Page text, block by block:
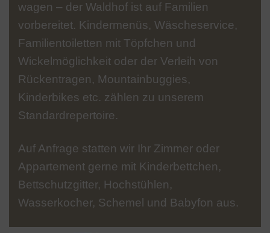
wagen – der Waldhof ist auf Familien
vorbereitet. Kindermenüs, Wäscheservice,
Familientoiletten mit Töpfchen und
Wickelmöglichkeit oder der Verleih von
Rückentragen, Mountainbuggies,
Kinderbikes etc. zählen zu unserem
Standardrepertoire.
Auf Anfrage statten wir Ihr Zimmer oder
Appartement gerne mit Kinderbettchen,
Bettschutzgitter, Hochstühlen,
Wasserkocher, Schemel und Babyfon aus.